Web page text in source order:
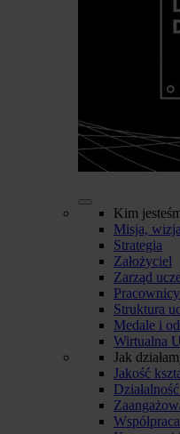
Kim
Misja,
Strategia
Założyciel
Zarząd
Struktura
Medale i
Wirtualna
Jak
Jakość